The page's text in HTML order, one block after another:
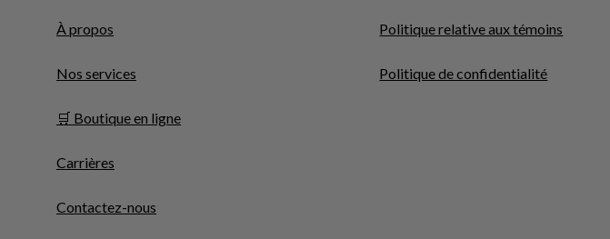
À propos
Nos services
🛒 Boutique en ligne
Carrières
Contactez-nous
Politique relative aux témoins
Politique de confidentialité